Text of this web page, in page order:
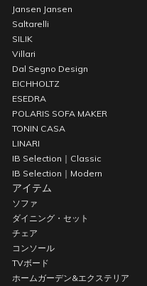
Jansen Jansen
Saltarelli
SILIK
Villari
Dal Segno Design
EICHHOLTZ
ESEDRA
POLARIS SOFA MAKER
TONIN CASA
LINARI
IB Selection｜Classic
IB Selection｜Modern
アイテム
ソファ
ダイニング・セット
チェア
コンソール
TVボード
ホームガーデン&エクステリア